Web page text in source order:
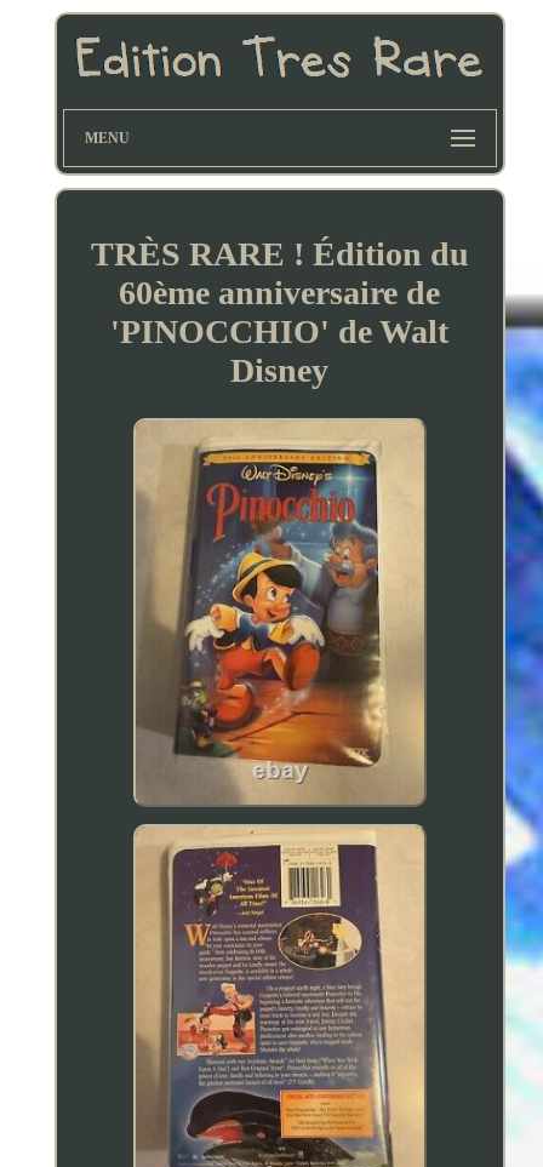
MENU
TRÈS RARE ! Édition du
60ème anniversaire de
'PINOCCHIO' de Walt
Disney